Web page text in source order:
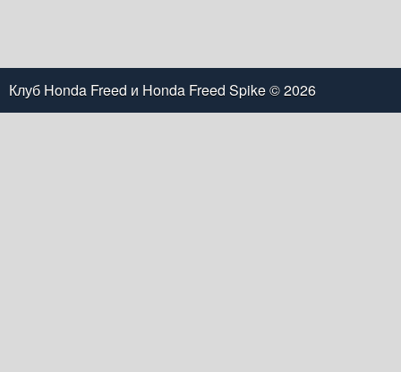
Клуб Honda Freed и Honda Freed Spike© 2026